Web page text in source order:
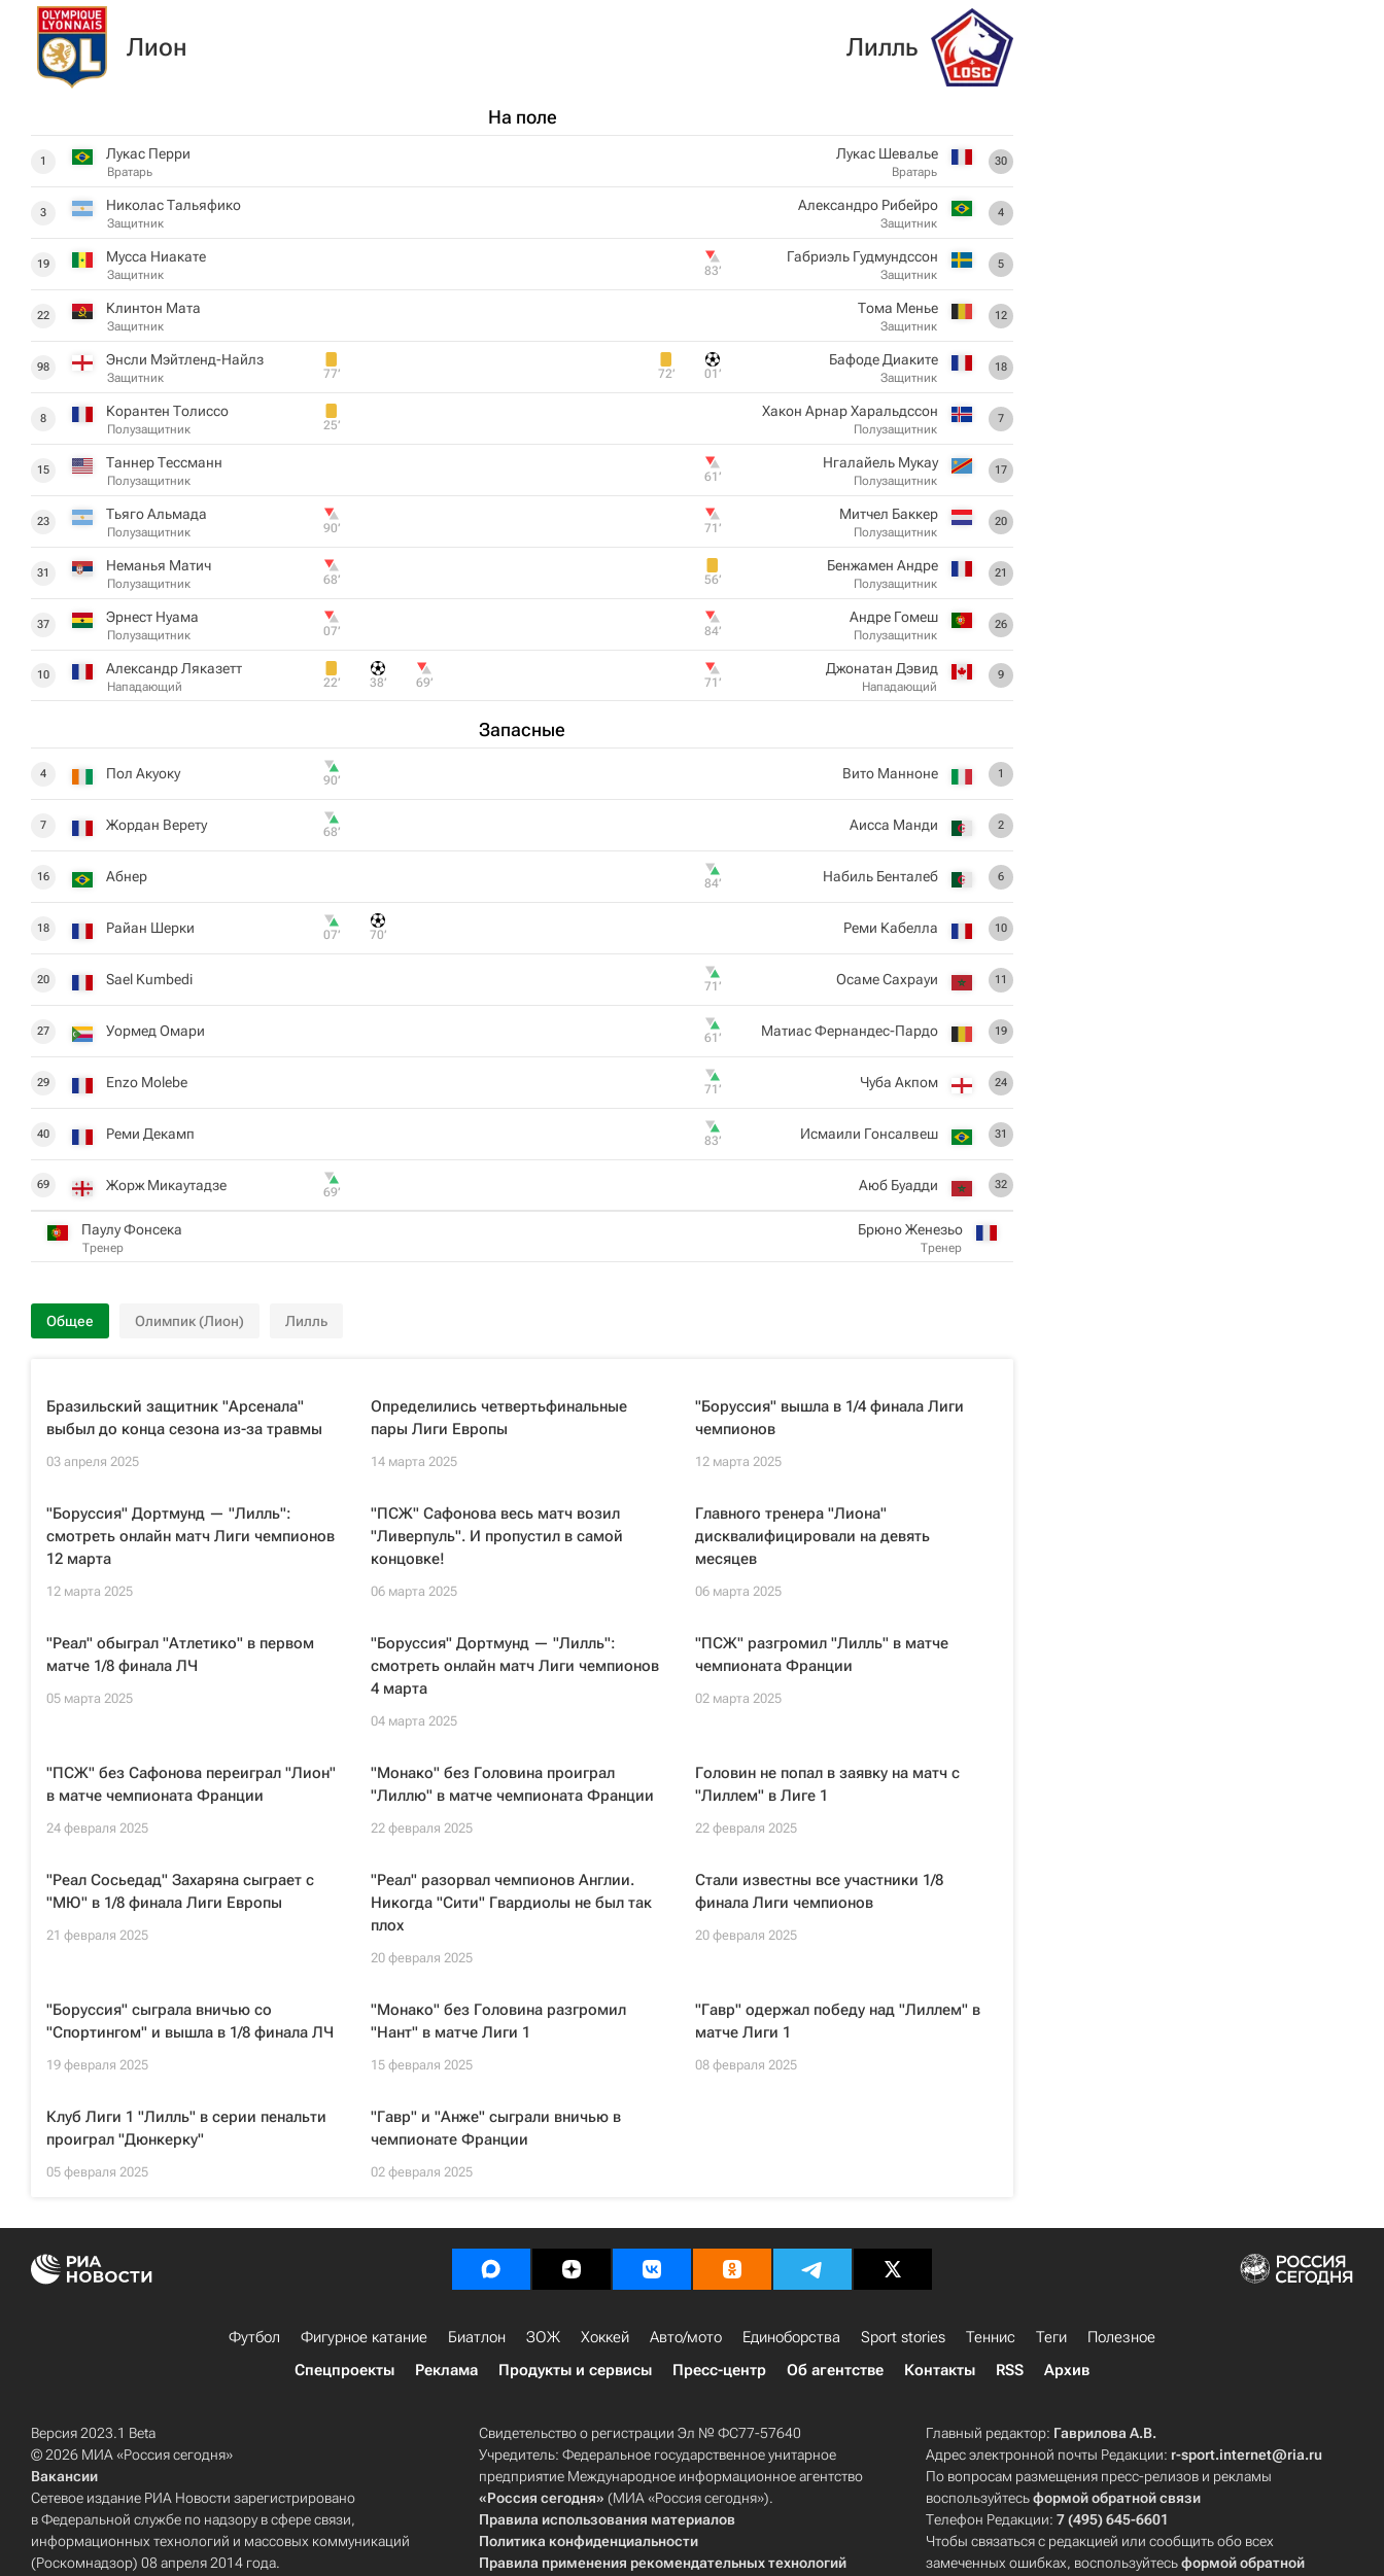
Лион
На поле
1 Лукас Перри
Вратарь
3 Николас Тальяфико
Защитник
19 Мусса Ниакате
Защитник
22 Клинтон Мата
Защитник
98 Энсли Мэйтленд-Найлз
Защитник 77‎’‎
8 Корантен Толиссо
Полузащитник 25‎’‎
15 Таннер Тессманн
Полузащитник
23 Тьяго Альмада
Полузащитник 90‎’‎
31 Неманья Матич
Полузащитник 68‎’‎
37 Эрнест Нуама
Полузащитник 07‎’‎
10 Александр Ляказетт
Нападающий 22‎’‎ 38‎’‎ 69‎’‎
Запасные
4 Пол Акуоку 90‎’‎
7 Жордан Верету 68‎’‎
16 Абнер
18 Райан Шерки 07‎’‎ 70‎’‎
20 Sael Kumbedi
27 Уормед Омари
29 Enzo Molebe
40 Реми Декамп
69 Жорж Микаутадзе 69‎’‎
Паулу Фонсека
Тренер
Лилль
30
Лукас Шевалье
Вратарь
4
Александро Рибейро
Защитник
5
Габриэль Гудмундссон
Защитник
83‎’‎
12
Тома Менье
Защитник
18
Бафоде Диаките
Защитник
01‎’‎
72‎’‎
7
Хакон Арнар Харальдссон
Полузащитник
17
Нгалайель Мукау
Полузащитник
61‎’‎
20
Митчел Баккер
Полузащитник
71‎’‎
21
Бенжамен Андре
Полузащитник
56‎’‎
26
Андре Гомеш
Полузащитник
84‎’‎
9
Джонатан Дэвид
Нападающий
71‎’‎
1
Вито Манноне
2
Аисса Манди
6
Набиль Бенталеб
84‎’‎
10
Реми Кабелла
11
Осаме Сахрауи
71‎’‎
19
Матиас Фернандес-Пардо
61‎’‎
24
Чуба Акпом
71‎’‎
31
Исмаили Гонсалвеш
83‎’‎
32
Аюб Буадди
Брюно Женезьо
Тренер
Общее Олимпик (Лион) Лилль
Бразильский защитник "Арсенала"
выбыл до конца сезона из-за травмы
03 апреля 2025
Определились четвертьфинальные
пары Лиги Европы
14 марта 2025
"Боруссия" вышла в 1/4 финала Лиги
чемпионов
12 марта 2025
"Боруссия" Дортмунд — "Лилль":
смотреть онлайн матч Лиги чемпионов
12 марта
12 марта 2025
"ПСЖ" Сафонова весь матч возил
"Ливерпуль". И пропустил в самой
концовке!
06 марта 2025
Главного тренера "Лиона"
дисквалифицировали на девять
месяцев
06 марта 2025
"Реал" обыграл "Атлетико" в первом
матче 1/8 финала ЛЧ
05 марта 2025
"Боруссия" Дортмунд — "Лилль":
смотреть онлайн матч Лиги чемпионов
4 марта
04 марта 2025
"ПСЖ" разгромил "Лилль" в матче
чемпионата Франции
02 марта 2025
"ПСЖ" без Сафонова переиграл "Лион"
в матче чемпионата Франции
24 февраля 2025
"Монако" без Головина проиграл
"Лиллю" в матче чемпионата Франции
22 февраля 2025
Головин не попал в заявку на матч с
"Лиллем" в Лиге 1
22 февраля 2025
"Реал Сосьедад" Захаряна сыграет с
"МЮ" в 1/8 финала Лиги Европы
21 февраля 2025
"Реал" разорвал чемпионов Англии.
Никогда "Сити" Гвардиолы не был так
плох
20 февраля 2025
Стали известны все участники 1/8
финала Лиги чемпионов
20 февраля 2025
"Боруссия" сыграла вничью со
"Спортингом" и вышла в 1/8 финала ЛЧ
19 февраля 2025
"Монако" без Головина разгромил
"Нант" в матче Лиги 1
15 февраля 2025
"Гавр" одержал победу над "Лиллем" в
матче Лиги 1
08 февраля 2025
Клуб Лиги 1 "Лилль" в серии пенальти
проиграл "Дюнкерку"
05 февраля 2025
"Гавр" и "Анже" сыграли вничью в
чемпионате Франции
02 февраля 2025
Футбол Фигурное катание Биатлон ЗОЖ Хоккей Авто/мото Единоборства Sport stories Теннис Теги
Полезное
Спецпроекты
Реклама Продукты и сервисы Пресс-центр Об агентстве Контакты RSS Архив
Версия 2023.1 Beta
© 2026 МИА «Россия сегодня»
Вакансии
Сетевое издание РИА Новости зарегистрировано
в Федеральной службе по надзору в сфере связи,
информационных технологий и массовых коммуникаций
(Роскомнадзор) 08 апреля 2014 года.
Свидетельство о регистрации Эл № ФС77-57640
Учредитель: Федеральное государственное унитарное
предприятие Международное информационное агентство
«Россия сегодня» (МИА «Россия сегодня»).
Правила использования материалов
Политика конфиденциальности
Правила применения рекомендательных технологий
Главный редактор: Гаврилова А.В.
Адрес электронной почты Редакции: r-sport.internet@ria.ru
По вопросам размещения пресс-релизов и рекламы
воспользуйтесьформой обратной связи
Телефон Редакции:7 (495) 645-6601
Чтобы связаться с редакцией или сообщить обо всех
замеченных ошибках, воспользуйтесьформой обратной